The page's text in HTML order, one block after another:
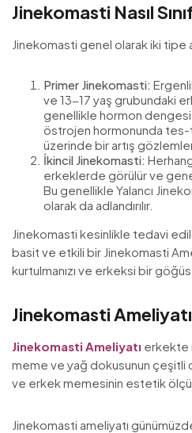
Jinekomasti Nasıl
Jinekomasti genel olarak iki tipe
Primer Jinekomasti:
ve 13-17 yaş grubundaki
genellikle hormon
östrojen hormonunda
üzerinde bir artış
İkincil Jinekomasti:
erkeklerde görülür ve
Bu genellikle Yalancı
olarak da adlandırılır.
Jinekomasti kesinlikle tedavi
basit ve etkili bir Jinekomasti
kurtulmanızı ve erkeksi bir
Jinekomasti
Jinekomasti Ameliyatı erkekte
meme ve yağ dokusunun çeşitli
ve erkek memesinin estetik
Jinekomasti ameliyatı